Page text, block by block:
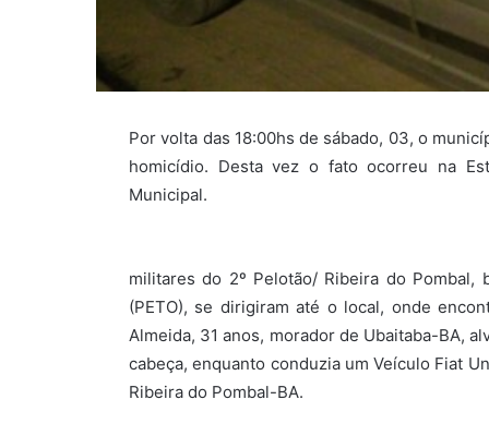
Por volta das 18:00hs de sábado, 03, o
homicídio. Desta vez o fato ocorreu na
Municipal.
militares do 2º Pelotão/ Ribeira do Pombal,
(PETO), se dirigiram até o local, onde
Almeida, 31 anos, morador de Ubaitaba-BA,
cabeça, enquanto conduzia um Veículo Fiat
Ribeira do Pombal-BA.